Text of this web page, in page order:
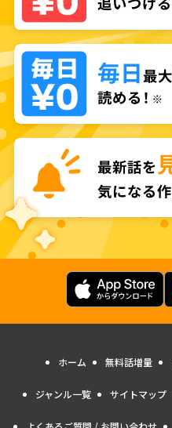
ホーム 無料話増量
ジャンル一覧 サイトマップ